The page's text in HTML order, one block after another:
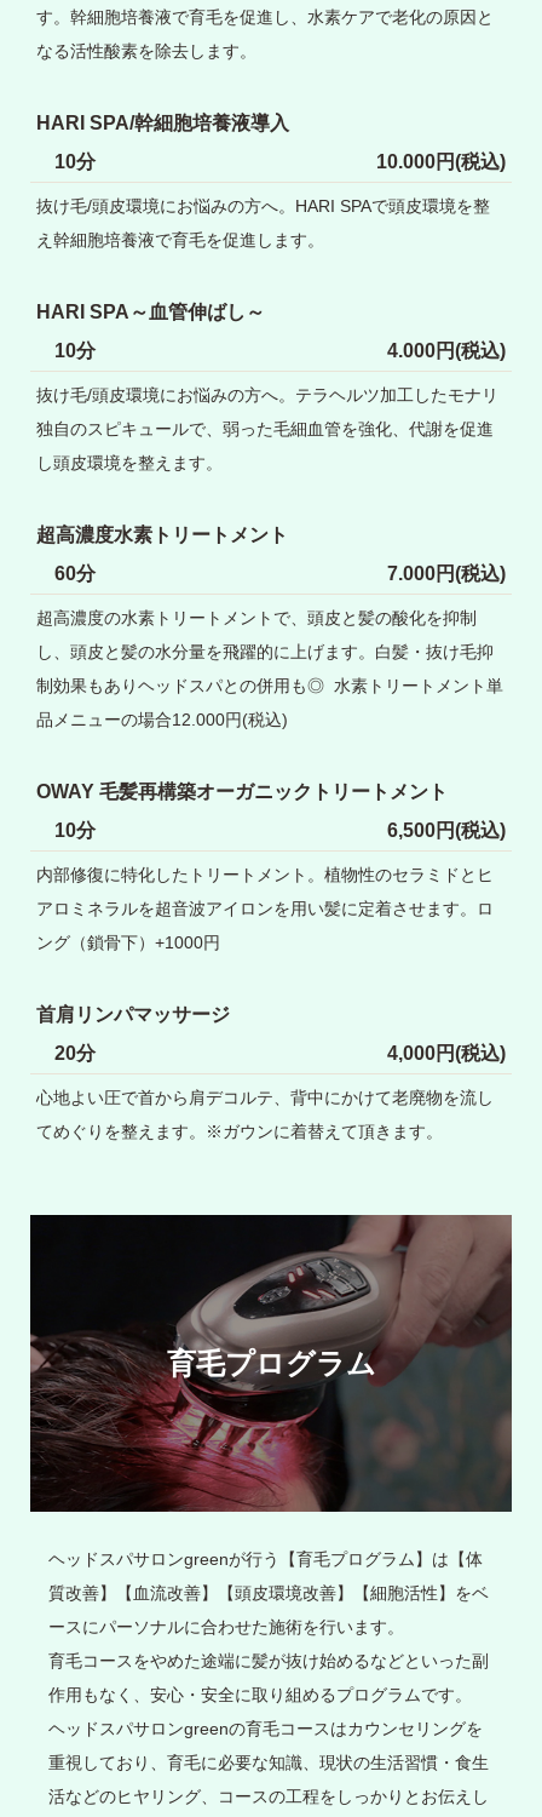
す。 幹細胞培養液で育毛を促進し、水素ケアで老化の原因と
なる活性酸素を除去します。
HARI SPA/幹細胞培養液導入
10分
10.000円(税込)
抜け毛/頭皮環境にお悩みの方へ。HARI SPAで頭皮環境を整
え幹細胞培養液で育毛を促進します。
HARI SPA～血管伸ばし～
10分
4.000円(税込)
抜け毛/頭皮環境にお悩みの方へ。テラヘルツ加工したモナリ
独自のスピキュールで、弱った毛細血管を強化、代謝を促進
し頭皮環境を整えます。
超高濃度水素トリートメント
60分
7.000円(税込)
超高濃度の水素トリートメントで、頭皮と髪の酸化を抑制
し、頭皮と髪の水分量を飛躍的に上げます。白髪・抜け毛抑
制効果もありヘッドスパとの併用も◎ 水素トリートメント単
品メニューの場合12.000円(税込)
OWAY 毛髪再構築オーガニックトリートメント
10分
6,500円(税込)
内部修復に特化したトリートメント。植物性のセラミドとヒ
アロミネラルを超音波アイロンを用い髪に定着させます。ロ
ング（鎖骨下）+1000円
首肩リンパマッサージ
20分
4,000円(税込)
心地よい圧で首から肩デコルテ、背中にかけて老廃物を流し
てめぐりを整えます。※ガウンに着替えて頂きます。
育毛プログラム
ヘッドスパサロンgreenが行う【育毛プログラム】は【体
質改善】【血流改善】【頭皮環境改善】【細胞活性】をベ
ースにパーソナルに合わせた施術を行います。
育毛コースをやめた途端に髪が抜け始めるなどといった副
作用もなく、安心・安全に取り組めるプログラムです。
ヘッドスパサロンgreenの育毛コースはカウンセリングを
重視しており、育毛に必要な知識、現状の生活習慣・食生
活などのヒヤリング、コースの工程をしっかりとお伝えし